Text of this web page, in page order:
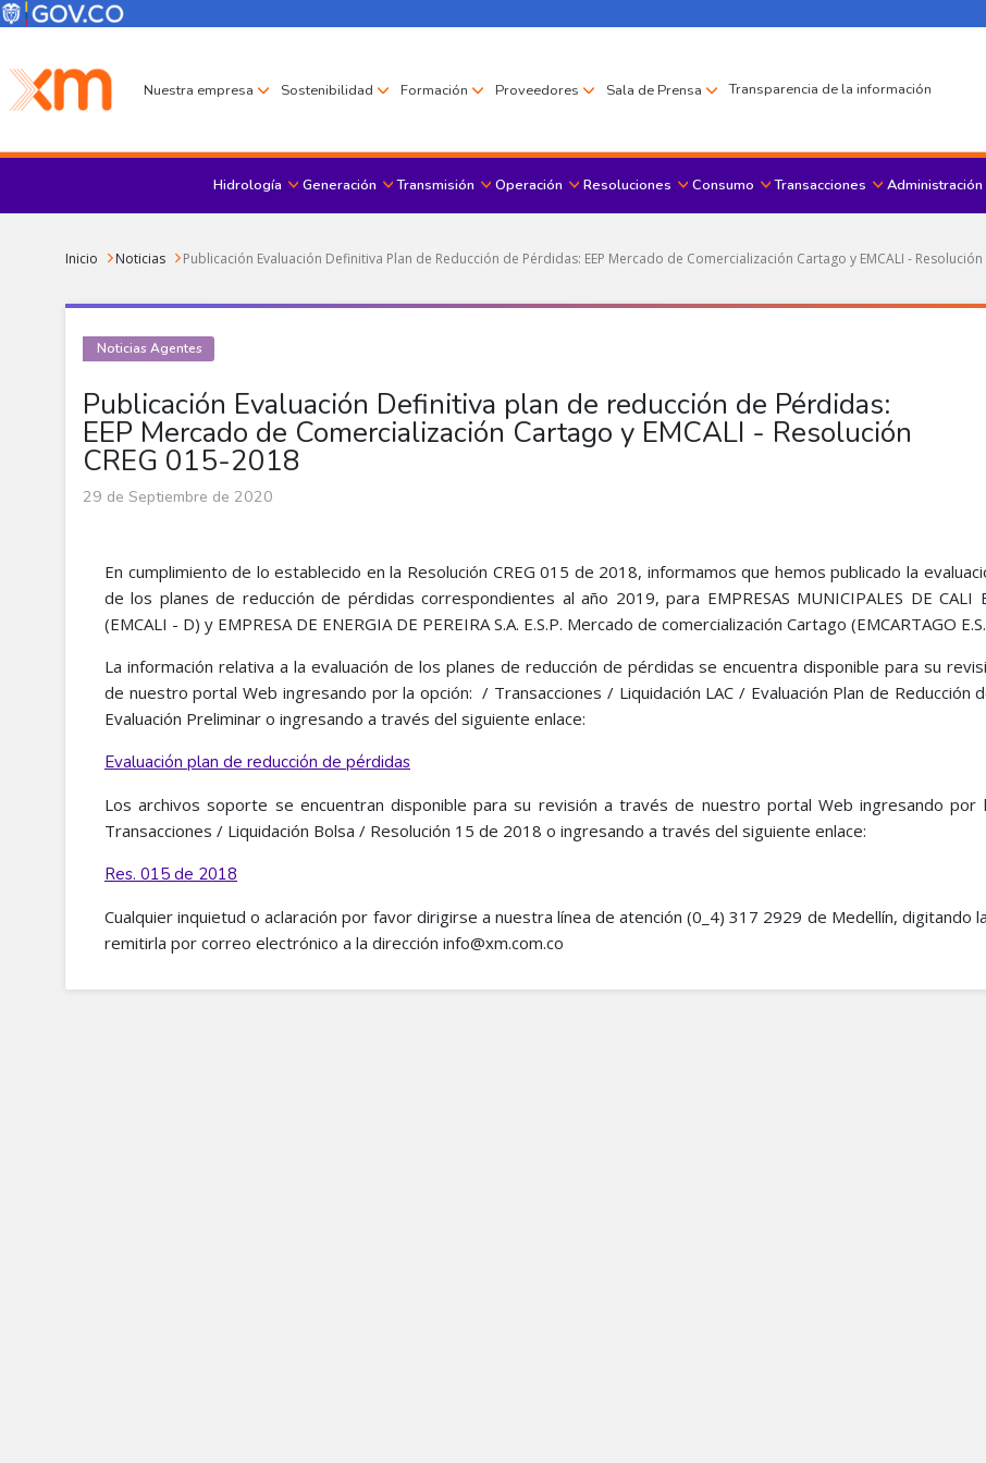
Pasar al contenido principal
Menú Corporativo
Menú de encabezado
Nuestra empresa Sostenibilidad Formación Proveedores Sala de Prensa Transparencia de la información
Menu principal
Hidrología Generación Transmisión Operación Resoluciones Consumo Transacciones Administración
Sobrescribir enlaces de ayuda a la navegación
Inicio Noticias Publicación Evaluación Definitiva Plan de Reducción de Pérdidas: EEP Mercado de Comercialización Cartago y EMCALI - Resolución
Publicación Evaluación Definitiva plan de reducción de Pérdidas:
EEP Mercado de Comercialización Cartago y EMCALI - Resolución
CREG 015-2018
Noticias Agentes
29 de Septiembre de 2020
En cumplimiento de lo establecido en la Resolución CREG 015 de 2018, informamos que hemos publicado la
de los planes de reducción de pérdidas correspondientes al año 2019, para EMPRESAS MUNICIPALES DE CALI
(EMCALI - D) y EMPRESA DE ENERGIA DE PEREIRA S.A. E.S.P. Mercado de comercialización Cartago (EMCARTAGO
La información relativa a la evaluación de los planes de reducción de pérdidas se encuentra disponible para su
de nuestro portal Web ingresando por la opción: / Transacciones / Liquidación LAC / Evaluación Plan de Reducción
Evaluación Preliminar o ingresando a través del siguiente enlace:
Evaluación plan de reducción de pérdidas
Los archivos soporte se encuentran disponible para su revisión a través de nuestro portal Web ingresando
Transacciones / Liquidación Bolsa / Resolución 15 de 2018 o ingresando a través del siguiente enlace:
Res. 015 de 2018
Cualquier inquietud o aclaración por favor dirigirse a nuestra línea de atención (0_4) 317 2929 de Medellín, digitando
remitirla por correo electrónico a la dirección info@xm.com.co